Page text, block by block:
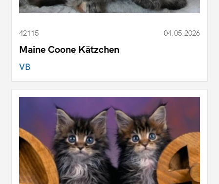
42115 04.05.2026
Maine Coone Kätzchen
VB